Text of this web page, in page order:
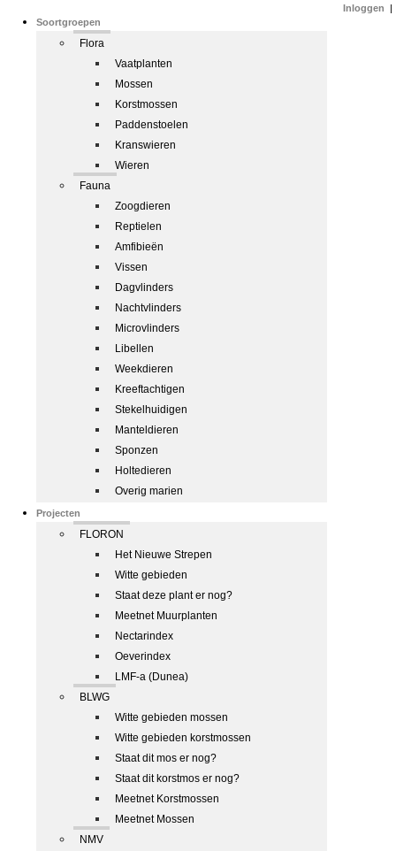
Soortgroepen
Flora
Vaatplanten
Mossen
Korstmossen
Paddenstoelen
Kranswieren
Wieren
Fauna
Zoogdieren
Reptielen
Amfibieën
Vissen
Dagvlinders
Nachtvlinders
Microvlinders
Libellen
Weekdieren
Kreeftachtigen
Stekelhuidigen
Manteldieren
Sponzen
Holtedieren
Overig marien
Projecten
FLORON
Het Nieuwe Strepen
Witte gebieden
Staat deze plant er nog?
Meetnet Muurplanten
Nectarindex
Oeverindex
LMF-a (Dunea)
BLWG
Witte gebieden mossen
Witte gebieden korstmossen
Staat dit mos er nog?
Staat dit korstmos er nog?
Meetnet Korstmossen
Meetnet Mossen
NMV
Inloggen |